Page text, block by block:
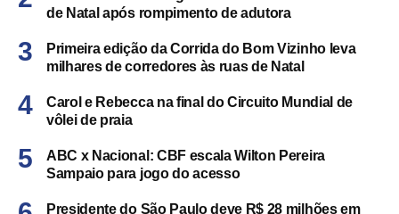
de Natal após rompimento de adutora
Primeira edição da Corrida do Bom Vizinho leva
milhares de corredores às ruas de Natal
Carol e Rebecca na final do Circuito Mundial de
vôlei de praia
ABC x Nacional: CBF escala Wilton Pereira
Sampaio para jogo do acesso
Presidente do São Paulo deve R$ 28 milhões em